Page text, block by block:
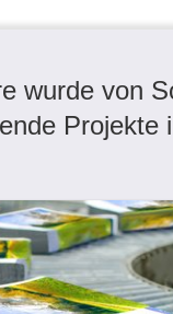
wurde von
Projekte